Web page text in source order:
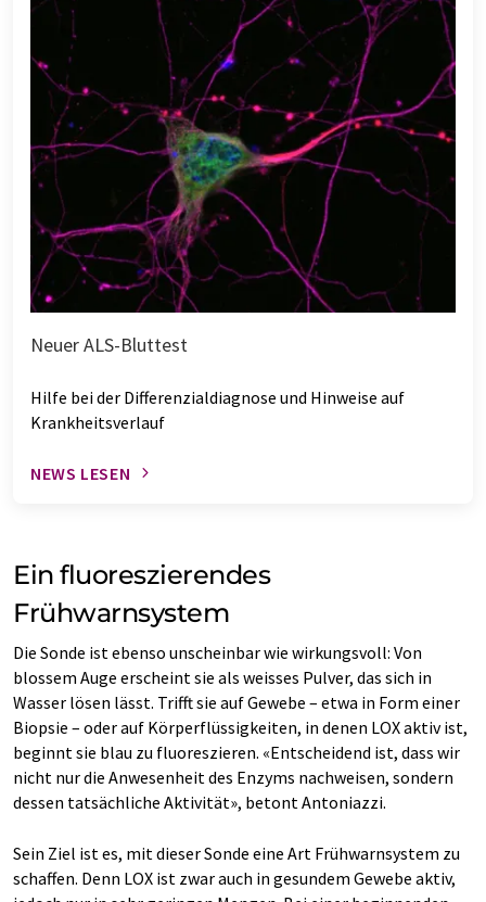
Neuer ALS-Bluttest
Hilfe bei der Differenzialdiagnose und Hinweise auf
Krankheitsverlauf
NEWS LESEN
Ein fluoreszierendes
Frühwarnsystem
Die Sonde ist ebenso unscheinbar wie wirkungsvoll: Von
blossem Auge erscheint sie als weisses Pulver, das sich in
Wasser lösen lässt. Trifft sie auf Gewebe – etwa in Form einer
Biopsie – oder auf Körperflüssigkeiten, in denen LOX aktiv ist,
beginnt sie blau zu fluoreszieren. «Entscheidend ist, dass wir
nicht nur die Anwesenheit des Enzyms nachweisen, sondern
dessen tatsächliche Aktivität», betont Antoniazzi.
Sein Ziel ist es, mit dieser Sonde eine Art Frühwarnsystem zu
schaffen. Denn LOX ist zwar auch in gesundem Gewebe aktiv,